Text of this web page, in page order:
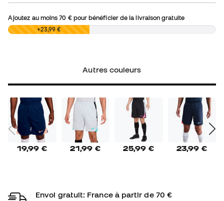
Ajoutez au moins70 €pour bénéficier de la livraison gratuite
0,00 € +23,99 €
Autres couleurs
19,99 € 21,99 € 25,99 € 23,99 €
Envoi gratuit: France à partir de 70 €